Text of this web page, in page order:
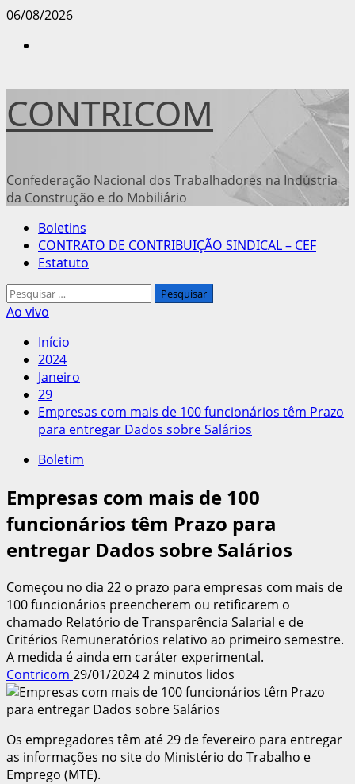
Avançar
06/08/2026
CONTRICOM
Confederação Nacional dos Trabalhadores na Indústria
da Construção e do Mobiliário
Menu
principal
Boletins
CONTRATO DE CONTRIBUIÇÃO SINDICAL – CEF
Estatuto
Pesquisar
por:
Ao vivo
Início
2024
Janeiro
29
Empresas com mais de 100 funcionários têm Prazo
para entregar Dados sobre Salários
Boletim
Empresas com mais de 100
funcionários têm Prazo para
entregar Dados sobre Salários
Começou no dia 22 o prazo para empresas com mais de
100 funcionários preencherem ou retificarem o
chamado Relatório de Transparência Salarial e de
Critérios Remuneratórios relativo ao primeiro semestre.
A medida é ainda em caráter experimental.
Contricom 29/01/20242 minutos lidos
Os empregadores têm até 29 de fevereiro para entregar
as informações no site do Ministério do Trabalho e
Emprego (MTE).